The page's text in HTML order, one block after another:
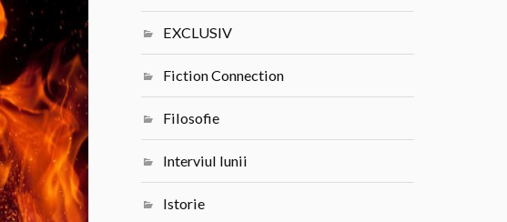
EXCLUSIV
Fiction Connection
Filosofie
Interviul lunii
Istorie